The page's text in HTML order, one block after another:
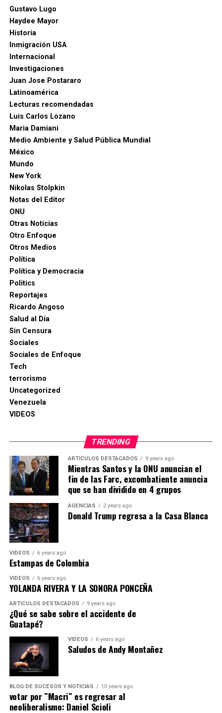
Gustavo Lugo
Haydee Mayor
Historia
Inmigración USA
Internacional
Investigaciones
Juan Jose Postararo
Latinoamérica
Lecturas recomendadas
Luis Carlos Lozano
Maria Damiani
Medio Ambiente y Salud Pública Mundial
México
Mundo
New York
Nikolas Stolpkin
Notas del Editor
ONU
Otras Noticias
Otro Enfoque
Otros Medios
Política
Política y Democracia
Politics
Reportajes
Ricardo Angoso
Salud al Día
Sin Censura
Sociales
Sociales de Enfoque
Tech
terrorismo
Uncategorized
Venezuela
VIDEOS
TRENDING
ARTICULOS DESTACADOS 9 years ago
Mientras Santos y la ONU anuncian el
fin de las Farc, excombatiente anuncia
que se han dividido en 4 grupos
AGENCIAS 2 years ago
Donald Trump regresa a la Casa Blanca
VIDEOS 6 years ago
Estampas de Colombia
VIDEOS 6 years ago
YOLANDA RIVERA Y LA SONORA PONCEÑA
ARTICULOS DESTACADOS 9 years ago
¿Qué se sabe sobre el accidente de
Guatapé?
VIDEOS 6 years ago
Saludos de Andy Montañez
BLOG DE SUCESOS Y NOTICIAS 10 years ago
votar por ¨Macri¨ es regresar al
neoliberalismo: Daniel Scioli